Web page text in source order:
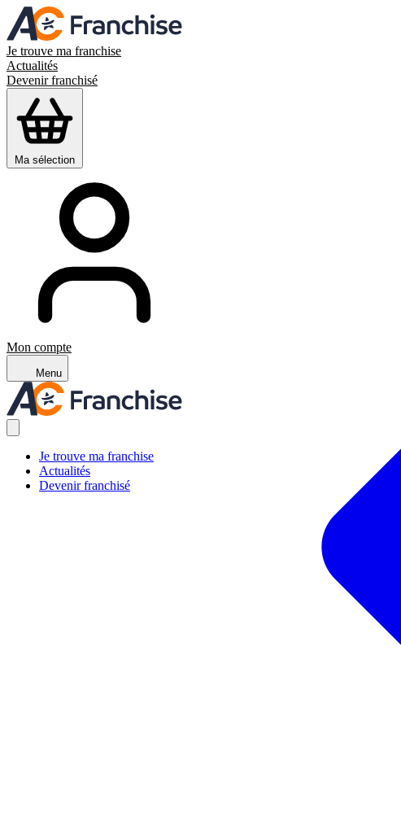
Je trouve ma franchise
Actualités
Devenir franchisé
Ma sélection
Mon compte
Menu
Je trouve ma franchise
Actualités
Devenir franchisé